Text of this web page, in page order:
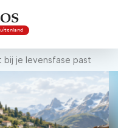
bij je levensfase past